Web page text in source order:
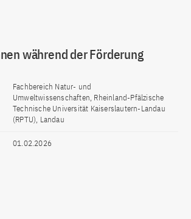
während der Förderung
Fachbereich Natur- und
Umweltwissenschaften, Rheinland-Pfälzische
Technische Universität Kaiserslautern-Landau
(RPTU), Landau
01.02.2026